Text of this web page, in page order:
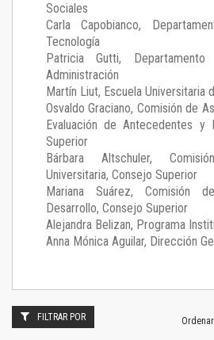
Sociales
Carla Capobianco,
Tecnología
Patricia Gutti,
Administración
Martín Liut, Escuela Universitaria
Osvaldo Graciano, Comisión de
Evaluación de Antecedentes y
Superior
Bárbara Altschuler,
Universitaria, Consejo Superior
Mariana Suárez, Comisión
Desarrollo, Consejo Superior
Alejandra Belizan, Programa
Anna Mónica Aguilar, Dirección
FILTRAR POR